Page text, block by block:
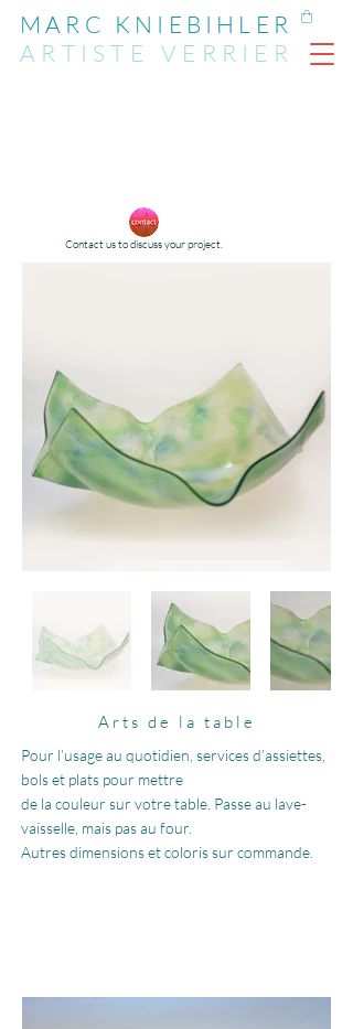
MARC KNIEBIHLER
ARTIST EVERRIER
Contact us to discuss your project.
Arts de la table
Pour l’usage au quotidien, services d’assiettes,
bols et plats pour mettre
de la couleur sur votre table. Passe au lave-
vaisselle, mais pas au four.
Autres dimensions et coloris sur commande.